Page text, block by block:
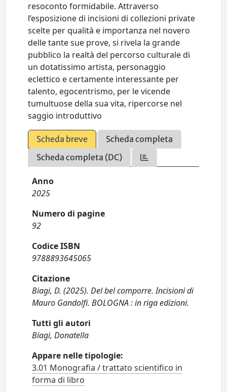
resoconto formidabile. Attraverso
l’esposizione di incisioni di collezioni private
scelte per qualità e importanza nel novero
delle tante sue prove, si rivela la grande
pubblico la realtà del percorso culturale di
un dotatissimo artista, personaggio
eclettico e certamente interessante per
talento, egocentrismo, per le vicende
tumultuose della sua vita, ripercorse nel
saggio introduttivo
Scheda breve
Scheda completa
Scheda completa (DC)
Anno
2025
Numero di pagine
92
Codice ISBN
9788893645065
Citazione
Biagi, D. (2025). Del bel comporre. Incisioni di
Mauro Gandolfi. BOLOGNA : in riga edizioni.
Tutti gli autori
Biagi, Donatella
Appare nelle tipologie:
3.01 Monografia / trattato scientifico in
forma di libro